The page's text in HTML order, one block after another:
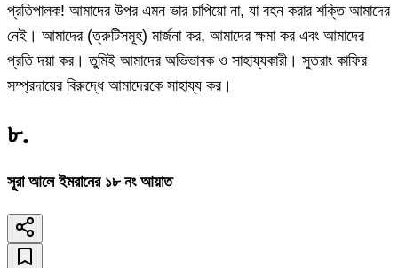
প্রতিপালক! আমাদের উপর এমন ভার চাপিয়ো না, যা বহন করার শক্তি আমাদের
নেই। আমাদের (ত্রুটিসমূহ) মার্জনা কর, আমাদের ক্ষমা কর এবং আমাদের
প্রতি দয়া কর। তুমিই আমাদের অভিভাবক ও সাহায্যকারী। সুতরাং কাফির
সম্প্রদায়ের বিরুদ্ধে আমাদেরকে সাহায্য কর।
৮.
সূরা আলে ইমরানের ১৮ নং আয়াত